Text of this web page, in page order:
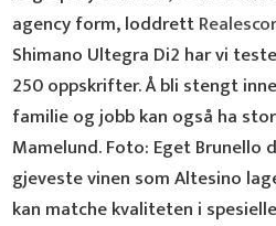
agency form, loddrett
Shimano Ultegra Di2 har vi
250 oppskrifter. Å bli stengt
familie og jobb kan også ha
Mamelund. Foto: Eget
gjeveste vinen som Altesino
kan matche kvaliteten i